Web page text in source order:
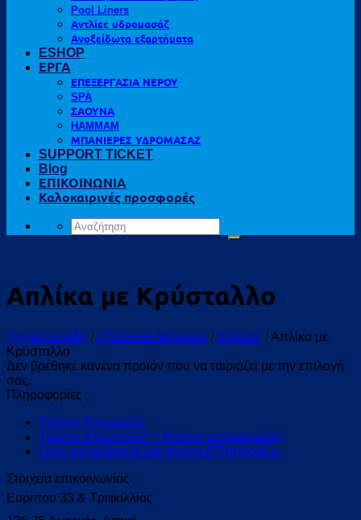
Pool Liners
Αντλίες υδρομασάζ
Ανοξείδωτα εξαρτήματα
ESHOP
ΕΡΓΑ
ΕΠΕΞΕΡΓΑΣΙΑ ΝΕΡΟΥ
SPA
ΣΑΟΥΝΑ
HAMMAM
ΜΠΑΝΙΕΡΕΣ ΥΔΡΟΜΑΣΑΖ
SUPPORT TICKET
Blog
ΕΠΙΚΟΙΝΩΝΙΑ
Καλοκαιρινές προσφορές
Αναζήτηση
για:
Απλίκα με Κρύσταλλο
Αρχική σελίδα /Αξεσουάρ Μπάνιου /Απλίκες /Απλίκα με
Κρύσταλλο
Δεν βρέθηκε κανένα προϊόν που να ταιριάζει με την επιλογή
σας.
Πληροφορίες
Τρόποι Πληρωμής
Τρόποι Αποστολής – Κόστος μεταφορικών
Όροι συναλλαγών και πολιτική Επιτροφών
Στοιχεία επικοινωνίας
Ευρίπου 33 & Τριφυλλίας